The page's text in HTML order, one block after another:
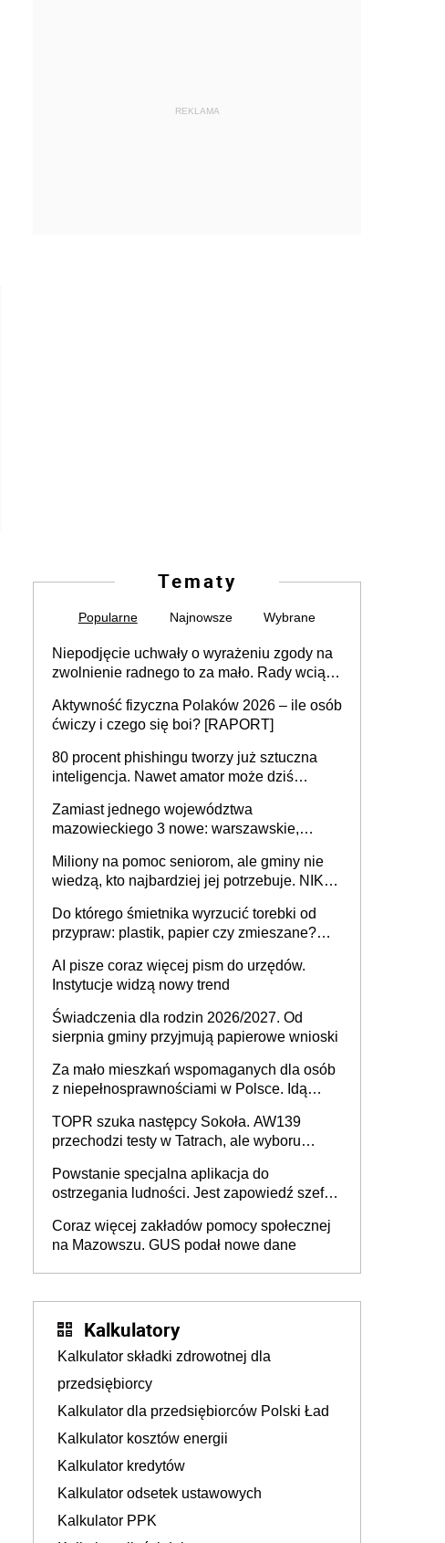
REKLAMA
Tematy
Popularne Najnowsze Wybrane
Niepodjęcie uchwały o wyrażeniu zgody na
zwolnienie radnego to za mało. Rady wciąż
rozstrzygać sprawy
Aktywność fizyczna Polaków 2026 – ile osób
ćwiczy i czego się boi? [RAPORT]
80 procent phishingu tworzy już sztuczna
inteligencja. Nawet amator może dziś
Zamiast jednego województwa
mazowieckiego 3 nowe: warszawskie,
Europie nie ma tak dużych jednostek
stołecznych
Miliony na pomoc seniorom, ale gminy nie
wiedzą, kto najbardziej jej potrzebuje. NIK
Do którego śmietnika wyrzucić torebki od
przypraw: plastik, papier czy zmieszane?
AI pisze coraz więcej pism do urzędów.
Instytucje widzą nowy trend
Świadczenia dla rodzin 2026/2027. Od
sierpnia gminy przyjmują papierowe wnioski
Za mało mieszkań wspomaganych dla osób
z niepełnosprawnościami w Polsce. Idą
TOPR szuka następcy Sokoła. AW139
przechodzi testy w Tatrach, ale wyboru
Powstanie specjalna aplikacja do
ostrzegania ludności. Jest zapowiedź szefa
Coraz więcej zakładów pomocy społecznej
na Mazowszu. GUS podał nowe dane
Kalkulatory
Kalkulator składki zdrowotnej dla
przedsiębiorcy
Kalkulator dla przedsiębiorców Polski Ład
Kalkulator kosztów energii
Kalkulator kredytów
Kalkulator odsetek ustawowych
Kalkulator PPK